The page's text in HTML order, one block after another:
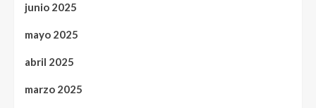
junio 2025
mayo 2025
abril 2025
marzo 2025